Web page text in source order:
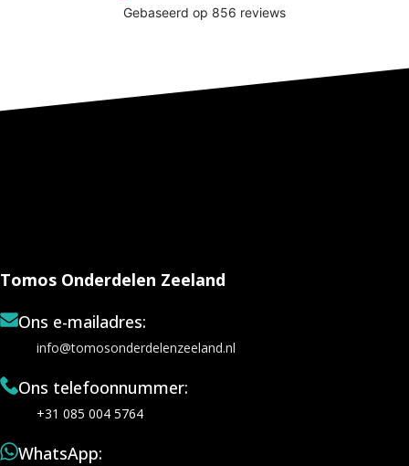
Tomos Onderdelen Zeeland
Ons e-mailadres:
info@tomosonderdelenzeeland.nl
Ons telefoonnummer:
+31 085 004 5764
WhatsApp: